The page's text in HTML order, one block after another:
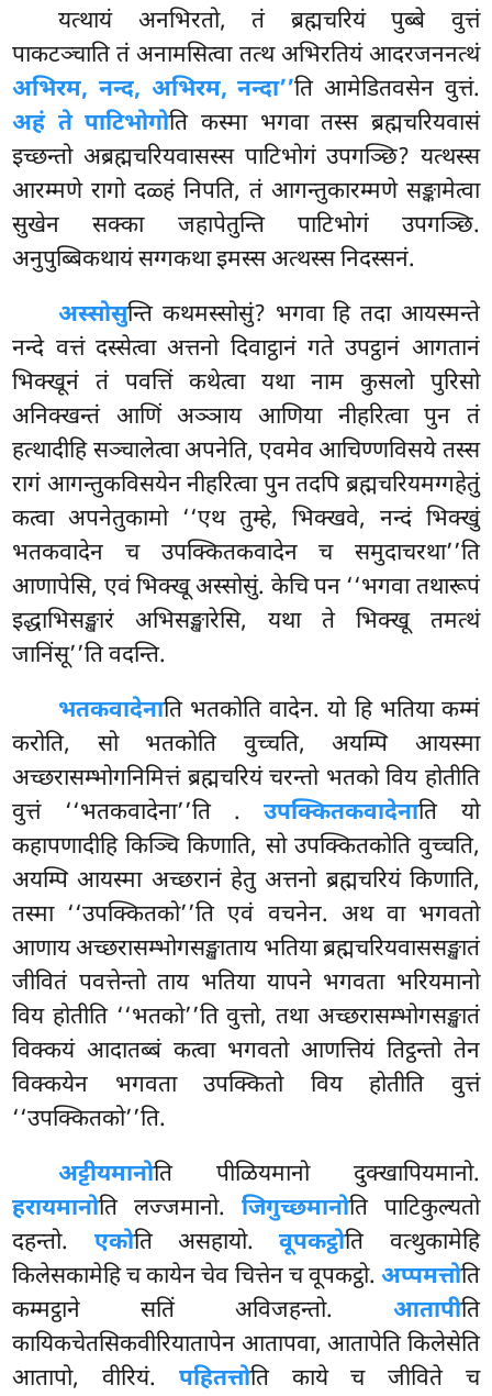
यत्थायं अनभिरतो, तं ब्रह्मचरियं पुब्बे वुत्तं
पाकटञ्चाति तं अनामसित्वा तत्थ अभिरतियं आदरजननत्थं
अभिरम, नन्द, अभिरम, नन्दा’’ति आमेडितवसेन वुत्तं.
अहं ते पाटिभोगोति कस्मा भगवा तस्स ब्रह्मचरियवासं
इच्छन्तो अब्रह्मचरियवासस्स पाटिभोगं उपगञ्छि? यत्थस्स
आरम्मणे रागो दळ्हं निपति, तं आगन्तुकारम्मणे सङ्कामेत्वा
सुखेन सक्का जहापेतुन्ति पाटिभोगं उपगञ्छि.
अनुपुब्बिकथायं सग्गकथा इमस्स अत्थस्स निदस्सनं.
अस्सोसुन्ति कथमस्सोसुं? भगवा हि तदा आयस्मन्ते
नन्दे वत्तं दस्सेत्वा अत्तनो दिवाट्ठानं गते उपट्ठानं आगतानं
भिक्खूनं तं पवत्तिं कथेत्वा यथा नाम कुसलो पुरिसो
अनिक्खन्तं आणिं अञ्ञाय आणिया नीहरित्वा पुन तं
हत्थादीहि सञ्चालेत्वा अपनेति, एवमेव आचिण्णविसये तस्स
रागं आगन्तुकविसयेन नीहरित्वा पुन तदपि ब्रह्मचरियमग्गहेतुं
कत्वा अपनेतुकामो ‘‘एथ तुम्हे, भिक्खवे, नन्दं भिक्खुं
भतकवादेन च उपक्कितकवादेन च समुदाचरथा’’ति
आणापेसि, एवं भिक्खू अस्सोसुं. केचि पन ‘‘भगवा तथारूपं
इद्धाभिसङ्खारं अभिसङ्खारेसि, यथा ते भिक्खू तमत्थं
जानिंसू’’ति वदन्ति.
भतकवादेनाति भतकोति वादेन. यो हि भतिया कम्मं
करोति, सो भतकोति वुच्चति, अयम्पि आयस्मा
अच्छरासम्भोगनिमित्तं ब्रह्मचरियं चरन्तो भतको विय होतीति
वुत्तं ‘‘भतकवादेना’’ति .उपक्कितकवादेनाति यो
कहापणादीहि किञ्चि किणाति, सो उपक्कितकोति वुच्चति,
अयम्पि आयस्मा अच्छरानं हेतु अत्तनो ब्रह्मचरियं किणाति,
तस्मा ‘‘उपक्कितको’’ति एवं वचनेन. अथ वा भगवतो
आणाय अच्छरासम्भोगसङ्खाताय भतिया ब्रह्मचरियवाससङ्खातं
जीवितं पवत्तेन्तो ताय भतिया यापने भगवता भरियमानो
विय होतीति ‘‘भतको’’ति वुत्तो, तथा अच्छरासम्भोगसङ्खातं
विक्कयं आदातब्बं कत्वा भगवतो आणत्तियं तिट्ठन्तो तेन
विक्कयेन भगवता उपक्कितो विय होतीति वुत्तं
‘‘उपक्कितको’’ति.
अट्टीयमानोति पीळियमानो दुक्खापियमानो.
हरायमानोति लज्जमानो. जिगुच्छमानोति पाटिकुल्यतो
दहन्तो. एकोति असहायो.वूपकट्ठोति वत्थुकामेहि
किलेसकामेहि च कायेन चेव चित्तेन च वूपकट्ठो. अप्पमत्तोति
कम्मट्ठाने सतिं अविजहन्तो. आतापीति
कायिकचेतसिकवीरियातापेन आतापवा, आतापेति किलेसेति
आतापो, वीरियं. पहितत्तोति काये च जीविते च